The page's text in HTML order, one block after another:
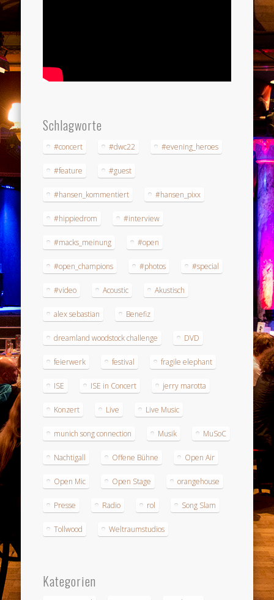
Schlagworte
#concert #dwc22 #evening_heroes
#feature #guest
#hansen_kommentiert #hansen_pixx
#hippiedrom #interview
#macks_meinung #open
#open_champions #photos #special
#video Acoustic Akustisch
alex sebastian Benefiz
dreamland woodstock challenge DVD
feierwerk festival fragile elephant
ISE ISE in Concert jerry marotta
Konzert Live Live Music
munich song connection Musik MuSoC
Nachtigall Offene Bühne Open Air
Open Mic Open Stage orangehouse
Presse Radio rol Song Slam
Tollwood Weltraumstudios
Kategorien